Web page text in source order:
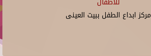
مركز ابداع الطفل ببيت العينى